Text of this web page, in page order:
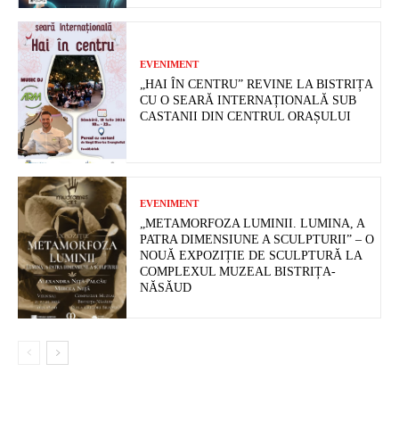
EVENIMENT
„HAI ÎN CENTRU” REVINE LA BISTRIȚA
CU O SEARĂ INTERNAȚIONALĂ SUB
CASTANII DIN CENTRUL ORAȘULUI
EVENIMENT
„METAMORFOZA LUMINII. LUMINA, A
PATRA DIMENSIUNE A SCULPTURII” – O
NOUĂ EXPOZIȚIE DE SCULPTURĂ LA
COMPLEXUL MUZEAL BISTRIȚA-
NĂSĂUD